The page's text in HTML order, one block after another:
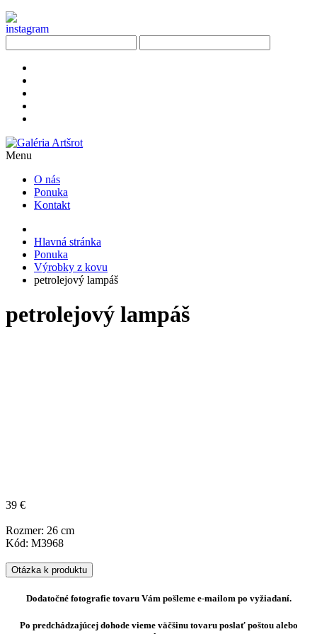
Menu
O nás
Ponuka
Kontakt
Hlavná stránka
Ponuka
Výrobky z kovu
petrolejový lampáš
petrolejový lampáš
39 €
Rozmer: 26 cm
Kód: M3968
Otázka k produktu
Dodatočné fotografie tovaru Vám pošleme e-mailom po vyžiadaní.
Po predchádzajúcej dohode vieme väčšinu tovaru poslať poštou alebo